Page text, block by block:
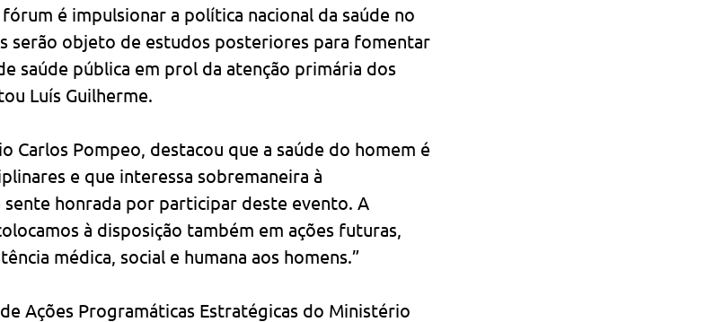
é impulsionar a política nacional da saúde no
serão objeto de estudos posteriores para fomentar
saúde pública em prol da atenção primária dos
Luís Guilherme.
Carlos Pompeo, destacou que a saúde do homem é
e que interessa sobremaneira à
sente honrada por participar deste evento. A
à disposição também em ações futuras,
médica, social e humana aos homens.”
Ações Programáticas Estratégicas do Ministério